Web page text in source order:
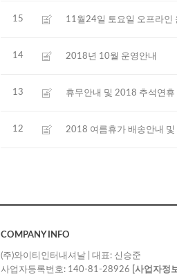
15 11월24일 토요일 오프라인
14 2018년 10월 운영안내
13 휴무안내 및 2018 추석연휴
12 2018 여름휴가 배송안내 및
COMPANY INFO
(주)와이티인터내셔날 | 대표: 신승준
사업자등록번호: 140-81-28926
[사업자정